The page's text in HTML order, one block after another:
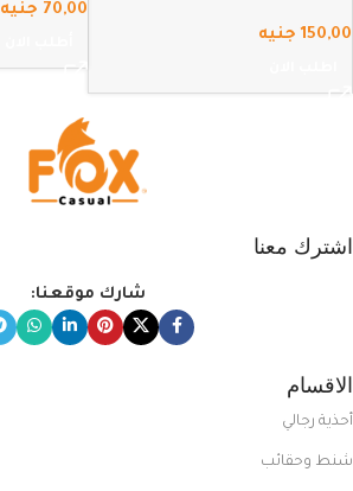
150,00 جنيه
70,00 جنيه
اشترك معنا
شارك موقعنا:
الاقسام
أحذية رجالي
شنط وحقائب